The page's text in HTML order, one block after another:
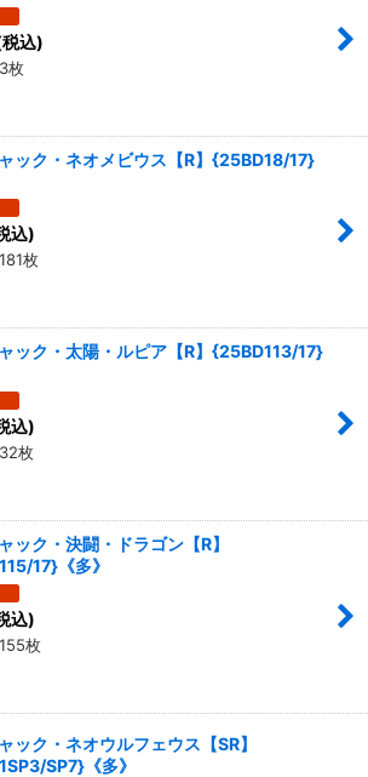
込)
枚
ック・ネオメビウス【R】{25BD18/17}
込)
枚
ック・太陽・ルピア【R】{25BD113/17}
込)
枚
ック・決闘・ドラゴン【R】
17}《多》
込)
枚
ック・ネオウルフェウス【SR】
SP7}《多》